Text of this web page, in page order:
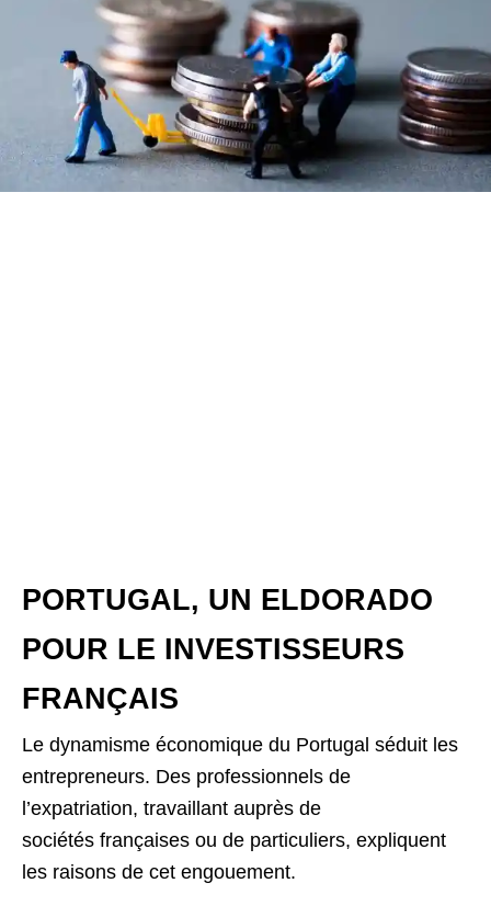
PORTUGAL, UN ELDORADO
POUR LE INVESTISSEURS
FRANÇAIS
Le dynamisme économique du Portugal séduit les
entrepreneurs. Des professionnels de
l’expatriation, travaillant auprès de
sociétés françaises ou de particuliers, expliquent
les raisons de cet engouement.